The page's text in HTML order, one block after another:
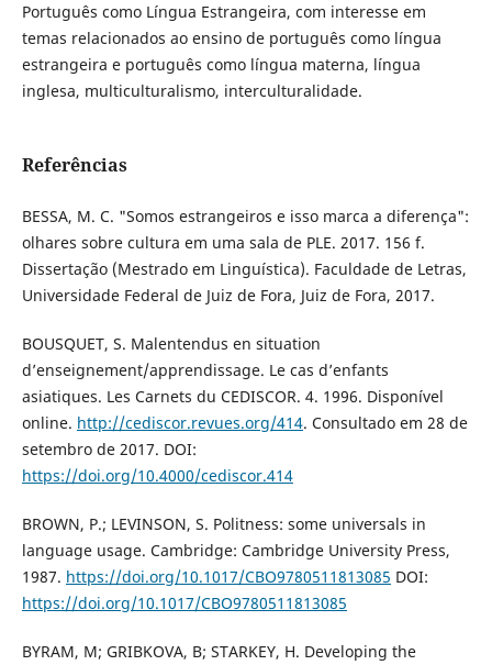
Português como Língua Estrangeira, com interesse em
temas relacionados ao ensino de português como língua
estrangeira e português como língua materna, língua
inglesa, multiculturalismo, interculturalidade.
Referências
BESSA, M. C. "Somos estrangeiros e isso marca a diferença":
olhares sobre cultura em uma sala de PLE. 2017. 156 f.
Dissertação (Mestrado em Linguística). Faculdade de Letras,
Universidade Federal de Juiz de Fora, Juiz de Fora, 2017.
BOUSQUET, S. Malentendus en situation
d’enseignement/apprendissage. Le cas d’enfants
asiatiques. Les Carnets du CEDISCOR. 4. 1996. Disponível
online. http://cediscor.revues.org/414. Consultado em 28 de
setembro de 2017. DOI:
https://doi.org/10.4000/cediscor.414
BROWN, P.; LEVINSON, S. Politness: some universals in
language usage. Cambridge: Cambridge University Press,
1987. https://doi.org/10.1017/CBO9780511813085 DOI:
https://doi.org/10.1017/CBO9780511813085
BYRAM, M; GRIBKOVA, B; STARKEY, H. Developing the